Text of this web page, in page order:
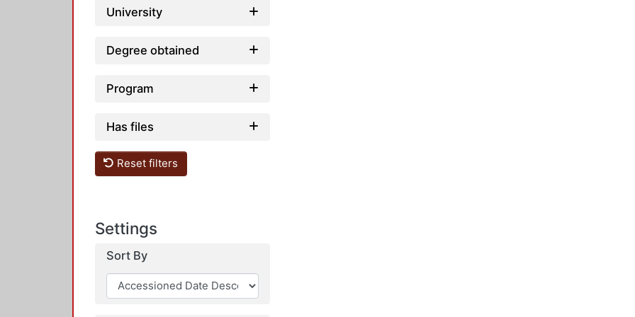
University
Degree obtained
Program
Has files
Reset filters
Settings
Sort By